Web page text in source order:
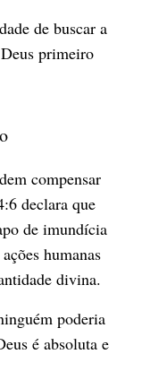
de buscar a
primeiro
compensar
declara que
de imundícia
humanas
divina.
poderia
é absoluta e